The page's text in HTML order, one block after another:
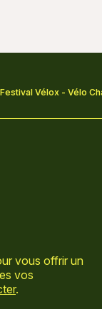
Festival Vélox - Vélo
vous offrir un
vos
.